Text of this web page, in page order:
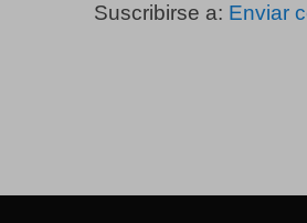
Suscribirse a: Enviar